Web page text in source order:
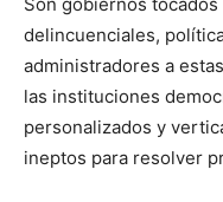
delincuenciales,
administradores a
las instituciones
personalizados y
ineptos para resolver